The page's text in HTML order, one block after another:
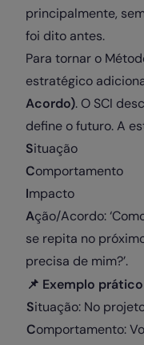
principalmente,
foi dito antes.
Para tornar o
estratégico
Acordo). O SCI
define o futuro. A
Situação
Comportamento
Impacto
Ação/Acordo:
se repita no
precisa de mim?’.
📌 Exemplo
Situação: No
Comportamento: